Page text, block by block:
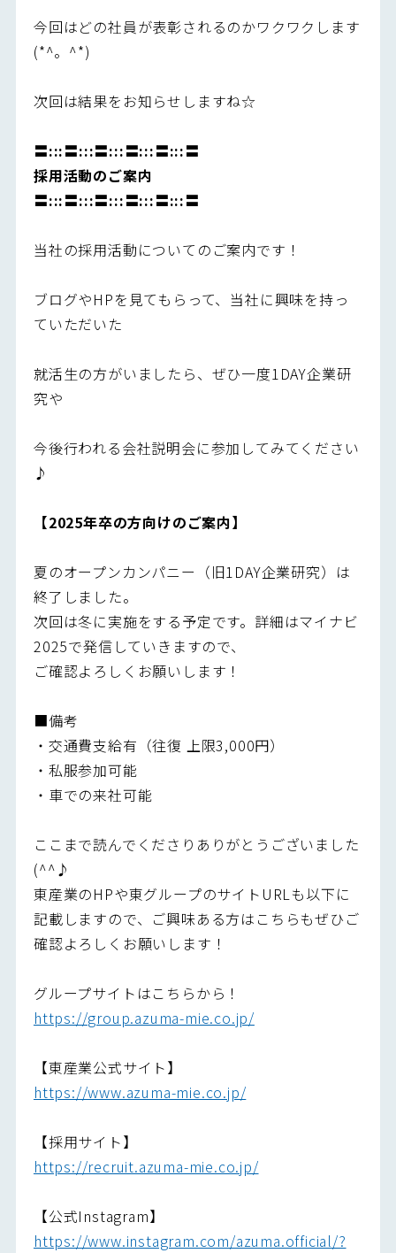
今回はどの社員が表彰されるのかワクワクします
(*^。^*)
次回は結果をお知らせしますね☆
〓:::〓:::〓:::〓:::〓:::〓
採用活動のご案内
〓:::〓:::〓:::〓:::〓:::〓
当社の採用活動についてのご案内です！
ブログやHPを見てもらって、当社に興味を持っ
ていただいた
就活生の方がいましたら、ぜひ一度1DAY企業研
究や
今後行われる会社説明会に参加してみてください
♪
【2025年卒の方向けのご案内】
夏のオープンカンパニー（旧1DAY企業研究）は
終了しました。
次回は冬に実施をする予定です。詳細はマイナビ
2025で発信していきますので、
ご確認よろしくお願いします！
■備考
・交通費支給有（往復 上限3,000円）
・私服参加可能
・車での来社可能
ここまで読んでくださりありがとうございました
(^^♪
東産業のHPや東グループのサイトURLも以下に
記載しますので、ご興味ある方はこちらもぜひご
確認よろしくお願いします！
グループサイトはこちらから！
https://group.azuma-mie.co.jp/
【東産業公式サイト】
https://www.azuma-mie.co.jp/
【採用サイト】
https://recruit.azuma-mie.co.jp/
【公式Instagram】
https://www.instagram.com/azuma.official/?